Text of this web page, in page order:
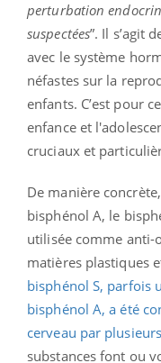
perturbation
suspectées”. Il s’agit
avec le système
néfastes sur la
enfants. C’est pour
enfance et
cruciaux et
De manière
bisphénol A, le
utilisée comme anti-
matières plastiques
bisphénol S, parfois
bisphénol A, a été
cerveau par
substances font ou